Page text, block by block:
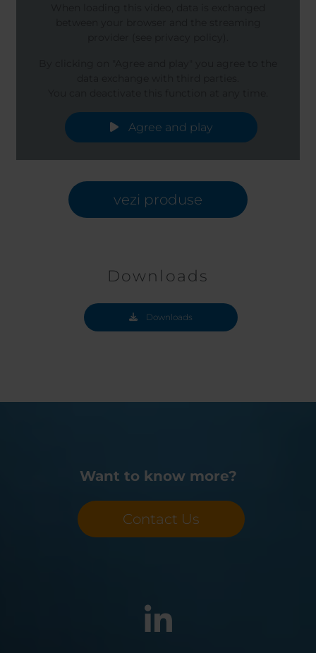
Agree and play
vezi produse
Downloads
Downloads
Want to know more?
Contact Us